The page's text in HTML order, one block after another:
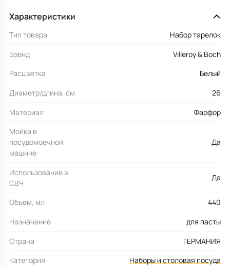
Характеристики
Тип товара
Набор тарелок
Бренд
Villeroy & Boch
Расцветка
Белый
Диаметр/длина, см
26
Материал
Фарфор
Мойка в
посудомоечной
машине
Да
Использование в
СВЧ
Да
Объем, мл
440
Назначение
для пасты
Страна
ГЕРМАНИЯ
Категория
Наборы и столовая посуда